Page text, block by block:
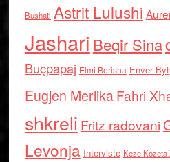
Bushati Astrit Lulushi
Jashari Beqir Sina
Buçpapaj Elmi Berisha Enver
Eugjen MerlikaFahri
shkreli Fritz radovani
Levonja Interviste Keze Kozeta